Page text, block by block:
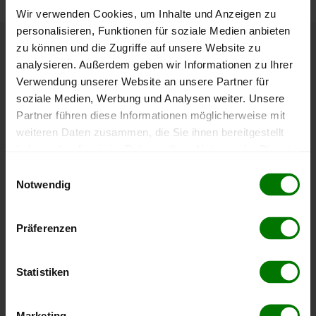
Wir verwenden Cookies, um Inhalte und Anzeigen zu
personalisieren, Funktionen für soziale Medien anbieten
zu können und die Zugriffe auf unsere Website zu
analysieren. Außerdem geben wir Informationen zu Ihrer
Verwendung unserer Website an unsere Partner für
soziale Medien, Werbung und Analysen weiter. Unsere
Partner führen diese Informationen möglicherweise mit
weiteren Daten zusammen, die Sie ihnen bereitgestellt
Notwendig
Präferenzen
Statistiken
Höchst- und Tiefststände der
Pelletspreise in Wieting
Die Tabelle zeigt dieHöchst- und Tiefststände der
Pelletspreise für lose Holzpellets. Das dazugehörige
Tiefststand
397,87 €